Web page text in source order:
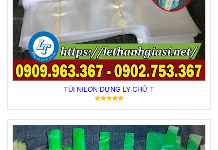
TÚI NILON ĐỰNG LY CHỮ T